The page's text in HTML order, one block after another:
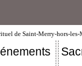
de Saint-Merry-hors-les-